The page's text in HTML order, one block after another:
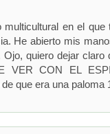
multicultural en el que
He abierto mis
quiero dejar claro
VER CON EL
que era una paloma